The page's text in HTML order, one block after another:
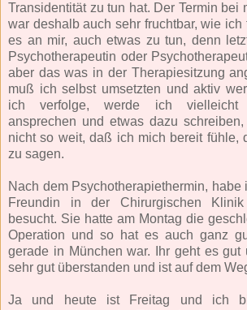
Transidentität zu tun hat. Der Termin bei
war deshalb auch sehr fruchtbar, wie
es an mir, auch etwas zu tun, denn
Psychotherapeutin oder
aber das was in der Therapiesitzung
muß ich selbst umsetzten und aktiv
ich verfolge, werde ich vielleicht
ansprechen und etwas dazu
nicht so weit, daß ich mich bereit fühle,
zu sagen.
Nach dem Psychotherapiethermin,
Freundin in der Chirurgischen
besucht. Sie hatte am Montag die
Operation und so hat es auch ganz
gerade in München war. Ihr geht es
sehr gut überstanden und ist auf dem
Ja und heute ist Freitag und ich